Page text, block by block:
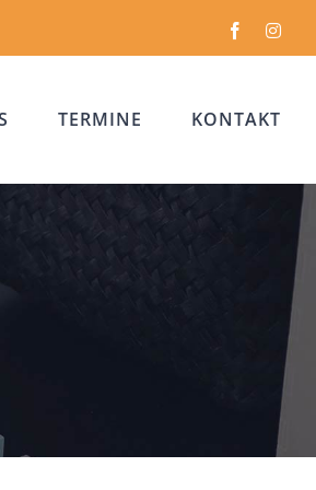
Facebook
TERMINE KONTAKT